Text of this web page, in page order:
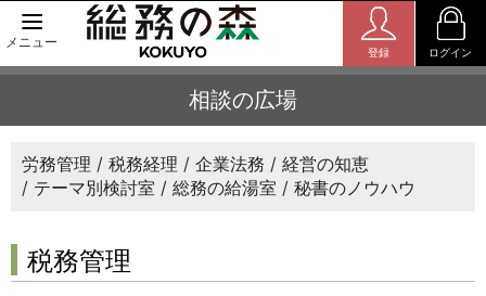
メニュー
登録 ログイン
相談の広場
労務管理 税務経理 企業法務
経営の知恵
テーマ別検討室
総務の給湯室 秘書のノウハウ
税務管理